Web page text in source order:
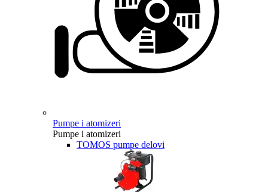
Pumpe i atomizeri
Pumpe i atomizeri
TOMOS pumpe delovi